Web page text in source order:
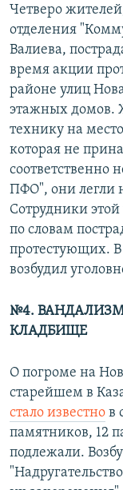
Четверо
отделения
Валиева,
время акции
районе улиц
этажных домов.
технику на
которая не
соответственно
ПФО", они легли
Сотрудники
по словам
протестующих. В
возбудил
№4.
КЛАДБИЩЕ
О погроме на
старейшем в
стало известно в
памятников, 12
подлежали.